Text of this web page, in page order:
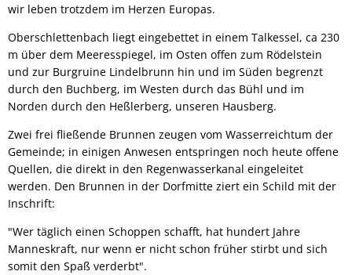
wir leben trotzdem im Herzen Europas.
Oberschlettenbach liegt eingebettet in einem Talkessel, ca 230
m über dem Meeresspiegel, im Osten offen zum Rödelstein
und zur Burgruine Lindelbrunn hin und im Süden begrenzt
durch den Buchberg, im Westen durch das Bühl und im
Norden durch den Heßlerberg, unseren Hausberg.
Zwei frei fließende Brunnen zeugen vom Wasserreichtum der
Gemeinde; in einigen Anwesen entspringen noch heute offene
Quellen, die direkt in den Regenwasserkanal eingeleitet
werden. Den Brunnen in der Dorfmitte ziert ein Schild mit der
Inschrift:
"Wer täglich einen Schoppen schafft, hat hundert Jahre
Manneskraft, nur wenn er nicht schon früher stirbt und sich
somit den Spaß verderbt".